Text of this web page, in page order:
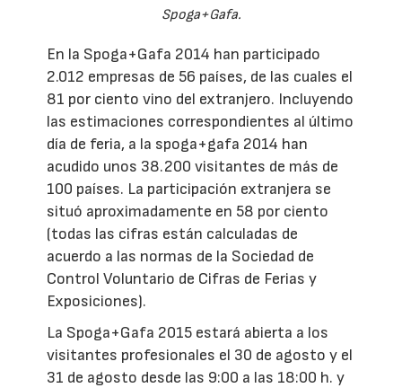
Spoga+Gafa.
En la Spoga+Gafa 2014 han participado
2.012 empresas de 56 países, de las cuales el
81 por ciento vino del extranjero. Incluyendo
las estimaciones correspondientes al último
día de feria, a la spoga+gafa 2014 han
acudido unos 38.200 visitantes de más de
100 países. La participación extranjera se
situó aproximadamente en 58 por ciento
(todas las cifras están calculadas de
acuerdo a las normas de la Sociedad de
Control Voluntario de Cifras de Ferias y
Exposiciones).
La Spoga+Gafa 2015 estará abierta a los
visitantes profesionales el 30 de agosto y el
31 de agosto desde las 9:00 a las 18:00 h. y